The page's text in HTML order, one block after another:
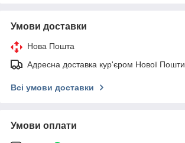
Умови доставки
Нова Пошта
Адресна доставка кур'єром Нової Пошти
Всі умови доставки
Умови оплати